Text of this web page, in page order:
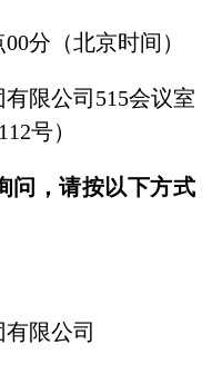
分（北京时间）
限公司515会议室
号）
问，请按以下方式
限公司